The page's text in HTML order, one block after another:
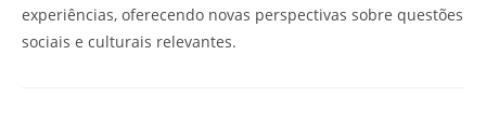
experiências, oferecendo novas perspectivas sobre questões
sociais e culturais relevantes.